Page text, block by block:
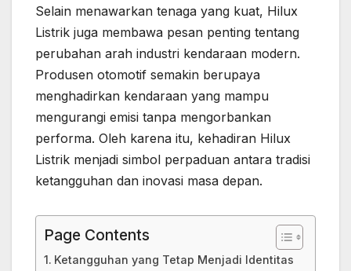
Selain menawarkan tenaga yang kuat, Hilux
Listrik juga membawa pesan penting tentang
perubahan arah industri kendaraan modern.
Produsen otomotif semakin berupaya
menghadirkan kendaraan yang mampu
mengurangi emisi tanpa mengorbankan
performa. Oleh karena itu, kehadiran Hilux
Listrik menjadi simbol perpaduan antara tradisi
ketangguhan dan inovasi masa depan.
Page Contents
Ketangguhan yang Tetap Menjadi Identitas